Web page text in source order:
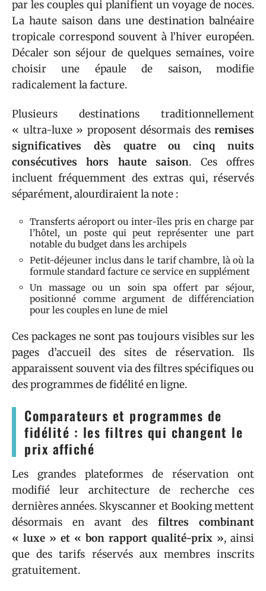
par les couples qui planifient un voyage de noces.
La haute saison dans une destination balnéaire
tropicale correspond souvent à l’hiver européen.
Décaler son séjour de quelques semaines, voire
choisir une épaule de saison, modifie
radicalement la facture.
Plusieurs destinations traditionnellement
« ultra-luxe » proposent désormais des remises
significatives dès quatre ou cinq nuits
consécutives hors haute saison. Ces offres
incluent fréquemment des extras qui, réservés
séparément, alourdiraient la note :
Transferts aéroport ou inter-îles pris en charge par
l’hôtel, un poste qui peut représenter une part
notable du budget dans les archipels
Petit-déjeuner inclus dans le tarif chambre, là où la
formule standard facture ce service en supplément
Un massage ou un soin spa offert par séjour,
positionné comme argument de différenciation
pour les couples en lune de miel
Ces packages ne sont pas toujours visibles sur les
pages d’accueil des sites de réservation. Ils
apparaissent souvent via des filtres spécifiques ou
des programmes de fidélité en ligne.
Comparateurs et programmes de
fidélité : les filtres qui changent le
prix affiché
Les grandes plateformes de réservation ont
modifié leur architecture de recherche ces
dernières années. Skyscanner et Booking mettent
désormais en avant des filtres combinant
« luxe » et « bon rapport qualité-prix », ainsi
que des tarifs réservés aux membres inscrits
gratuitement.